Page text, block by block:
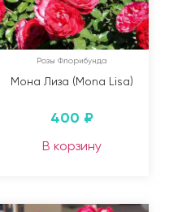
Розы Флорибунда
Мона Лиза (Mona Lisa)
400 ₽
В корзину